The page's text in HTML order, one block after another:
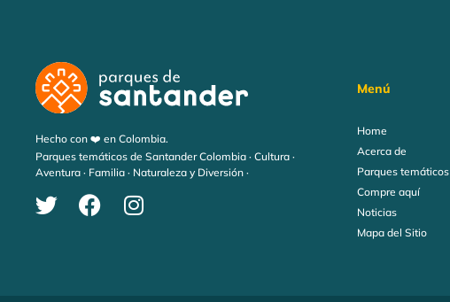
Hecho con ❤️ en Colombia.
Parques temáticos de Santander Colombia · Cultura ·
Aventura · Familia · Naturaleza y Diversión ·
Menú
Home
Acerca de
Parques temáticos
Compre aquí
Noticias
Mapa del Sitio